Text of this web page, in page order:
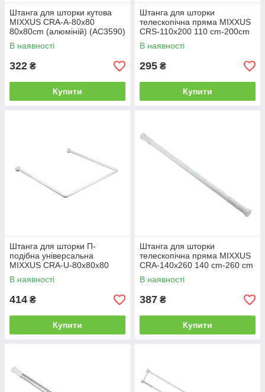
Штанга для шторки кутова
MIXXUS CRA-A-80x80
80x80cm (алюміній) (AC3590)
В наявності
322 ₴
Купити
Штанга для шторки
телескопічна пряма MIXXUS
CRS-110x200 110 cm-200cm
(неіржавка сталь) (AC0653)
В наявності
295 ₴
Купити
Штанга для шторки П-
подібна універсальна
MIXXUS CRA-U-80x80x80
80x80cm, 80x160cm, 240cm
(алюміній) (AC3592)
В наявності
414 ₴
Купити
Штанга для шторки
телескопічна пряма MIXXUS
CRA-140x260 140 cm-260 cm
(алюміній) (AC0656)
В наявності
387 ₴
Купити